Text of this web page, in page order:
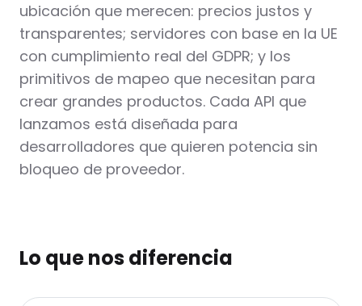
ubicación que merecen: precios justos y
transparentes; servidores con base en la UE
con cumplimiento real del GDPR; y los
primitivos de mapeo que necesitan para
crear grandes productos. Cada API que
lanzamos está diseñada para
desarrolladores que quieren potencia sin
bloqueo de proveedor.
Lo que nos diferencia